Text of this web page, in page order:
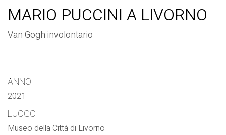
MARIO PUCCINI A LIVORNO
Van Gogh involontario
ANNO
2021
LUOGO
Museo della Città di Livorno